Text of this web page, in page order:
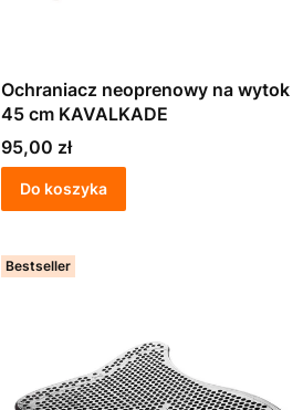
Ochraniacz neoprenowy na wytok
45 cm KAVALKADE
Cena
95,00 zł
Do koszyka
Bestseller